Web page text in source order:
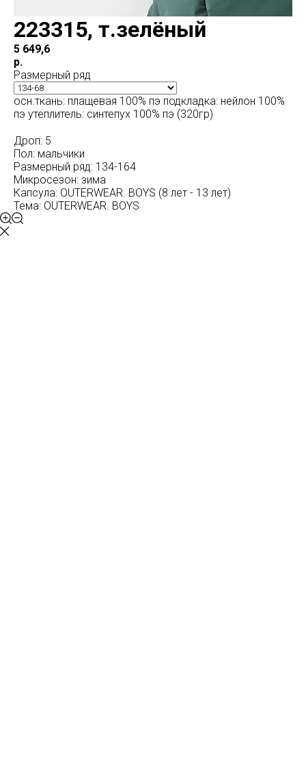
223315, т.зелёный
5 649,6
р.
Размерный ряд
осн.ткань: плащевая 100% пэ подкладка: нейлон 100%
пэ утеплитель: синтепух 100% пэ (320гр)
Дроп: 5
Пол: мальчики
Размерный ряд: 134-164
Микросезон: зима
Капсула: OUTERWEAR. BOYS (8 лет - 13 лет)
Тема: OUTERWEAR. BOYS